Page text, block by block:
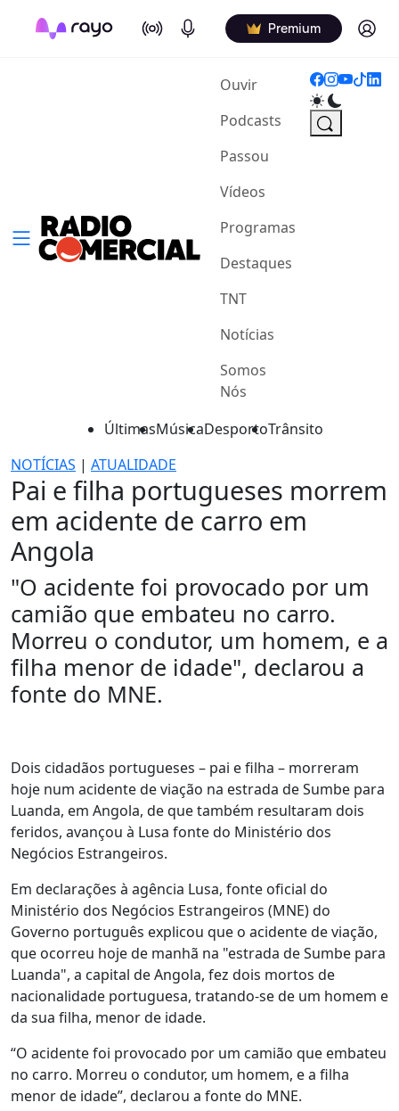
On Air Podcasts Premium Log in
Ouvir(current)
Podcasts
Passou
Vídeos
Programas
Destaques
TNT
Notícias
Somos
Nós
ÚltimasMúsicaDesportoTrânsito
NOTÍCIAS | ATUALIDADE
Pai e filha portugueses morrem
em acidente de carro em
Angola
"O acidente foi provocado por um
camião que embateu no carro.
Morreu o condutor, um homem, e a
filha menor de idade", declarou a
fonte do MNE.
Dois cidadãos portugueses – pai e filha – morreram
hoje num acidente de viação na estrada de Sumbe para
Luanda, em Angola, de que também resultaram dois
feridos, avançou à Lusa fonte do Ministério dos
Negócios Estrangeiros.
Em declarações à agência Lusa, fonte oficial do
Ministério dos Negócios Estrangeiros (MNE) do
Governo português explicou que o acidente de viação,
que ocorreu hoje de manhã na "estrada de Sumbe para
Luanda", a capital de Angola, fez dois mortos de
nacionalidade portuguesa, tratando-se de um homem e
da sua filha, menor de idade.
“O acidente foi provocado por um camião que embateu
no carro. Morreu o condutor, um homem, e a filha
menor de idade”, declarou a fonte do MNE.